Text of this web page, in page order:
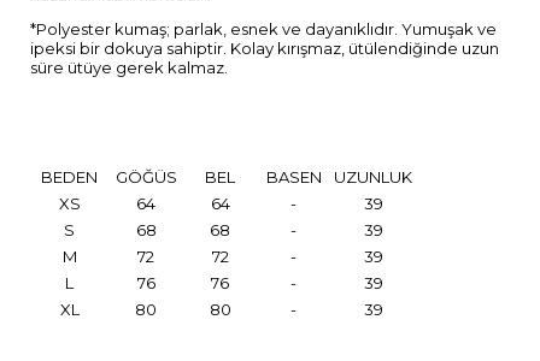
*Polyester kumaş; parlak, esnek ve dayanıklıdır. Yumuşak ve
ipeksi bir dokuya sahiptir. Kolay kırışmaz, ütülendiğinde uzun
süre ütüye gerek kalmaz.
BEDEN GÖĞÜS BEL BASEN
UZUNLUK
XS
64 64 -
39
S
68 68 -
39
M
72 72 -
39
L
76 76 -
39
XL
80 80 - 39